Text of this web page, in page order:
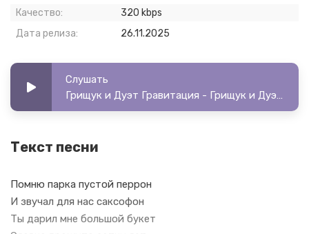
Качество:
320 kbps
Дата релиза:
26.11.2025
Слушать
Грищук и Дуэт Гравитация - Грищук и Дуэт Гравитация - Белым снегом
Текст песни
Помню парка пустой перрон
И звучал для нас саксофон
Ты дарил мне большой букет